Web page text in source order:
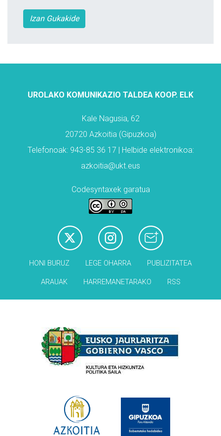
Izan Gukakide
UROLAKO KOMUNIKAZIO TALDEA KOOP. ELK
Kale Nagusia, 62
20720 Azkoitia (Gipuzkoa)
Telefonoak: 943-85 36 17 | Helbide elektronikoa:
azkoitia@ukt.eus
Codesyntaxek garatua
HONI BURUZ LEGE OHARRA PUBLIZITATEA
ARAUAK HARREMANETARAKO RSS